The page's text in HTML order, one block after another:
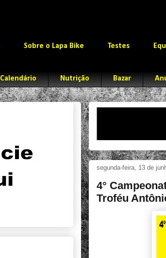
Sobre o Lapa Bike Testes
Calendário Nutrição Bazar
segunda-feira, 13 de
4°
Troféu